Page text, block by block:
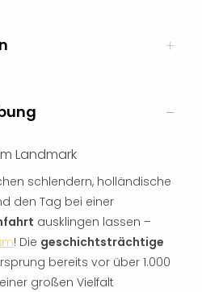
Landmark
schlendern, holländische
den Tag bei einer
ausklingen lassen –
! Die geschichtsträchtige
bereits vor über 1.000
großen Vielfalt